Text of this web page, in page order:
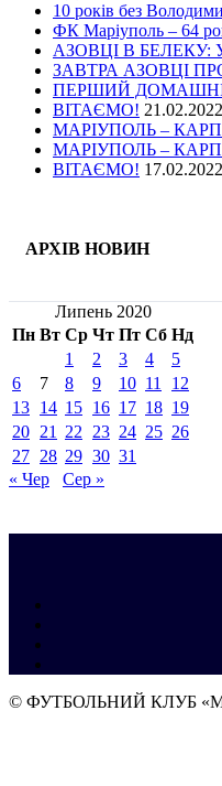
10 років без
ФК Маріуполь – 64
АЗОВЦІ В БЕЛЕКУ:
ЗАВТРА АЗОВЦІ
ПЕРШИЙ
ВІТАЄМО! 21.02.2022
МАРІУПОЛЬ –
МАРІУПОЛЬ –
ВІТАЄМО! 17.02.2022
АРХІВ НОВИН
Липень 2020
Пн Вт Ср Чт Пт Сб Нд
1
2 3 4
5
6
7 8 9 10 11
12
13 14 15 16 17 18 19
20 21 22 23 24 25 26
27 28 29 30 31
« Чер
Сер »
© ФУТБОЛЬНИЙ КЛУБ